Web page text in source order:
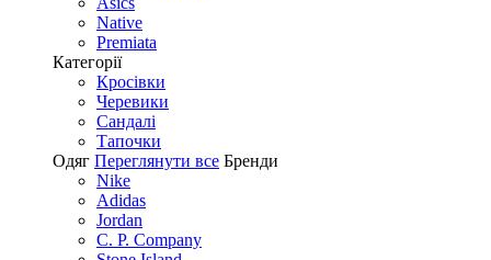
Native
Premiata
Категорії
Кросівки
Черевики
Сандалі
Tапочки
Одяг Переглянути все Бренди
Nike
Adidas
Jordan
C. P. Company